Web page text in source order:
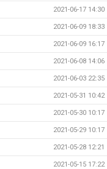
2021-06-17 14:30
2021-06-09 18:33
2021-06-09 16:17
2021-06-08 14:06
2021-06-03 22:35
2021-05-31 10:42
2021-05-30 10:17
2021-05-29 10:17
2021-05-28 12:21
2021-05-15 17:22